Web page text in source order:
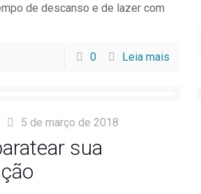
de descanso e de lazer com
0 Leia mais
5 de março de 2018
sua